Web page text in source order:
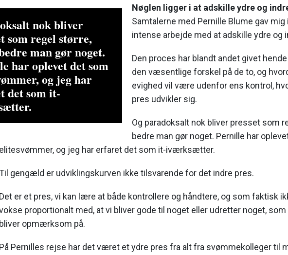
Jonathan
Louder”,
nok bliver
som regel større,
man gør noget.
har oplevet det som
og jeg har
det som it-
Nøglen ligger i at adskille ydre og
Samtalerne med Pernille Blume gav
intense arbejde med at adskille ydre og
Den proces har blandt andet givet
den væsentlige forskel på de to, og
evighed vil være udenfor ens kontrol,
pres udvikler sig.
Og paradoksalt nok bliver presset som
bedre man gør noget. Pernille har
elitesvømmer, og jeg har erfaret det som it-iværksætter.
gengæld er udviklingskurven ikke tilsvarende for det indre pres.
Det er et pres, vi kan lære at både kontrollere og håndtere, og som faktisk
proportionalt med, at vi bliver gode til noget eller udretter noget,
bliver opmærksom på.
På Pernilles rejse har det været et ydre pres fra alt fra svømmekolleger til